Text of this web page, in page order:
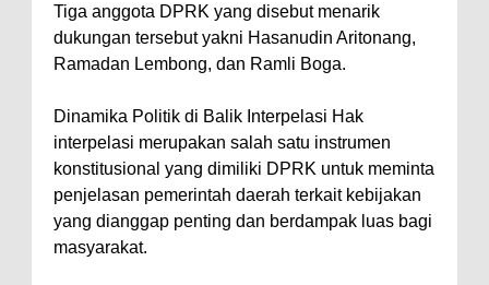
Tiga anggota DPRK yang disebut menarik
dukungan tersebut yakni Hasanudin Aritonang,
Ramadan Lembong, dan Ramli Boga.
Dinamika Politik di Balik Interpelasi Hak
interpelasi merupakan salah satu instrumen
konstitusional yang dimiliki DPRK untuk meminta
penjelasan pemerintah daerah terkait kebijakan
yang dianggap penting dan berdampak luas bagi
masyarakat.